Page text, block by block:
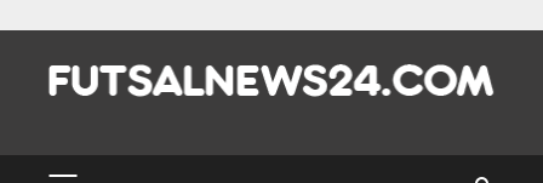
content